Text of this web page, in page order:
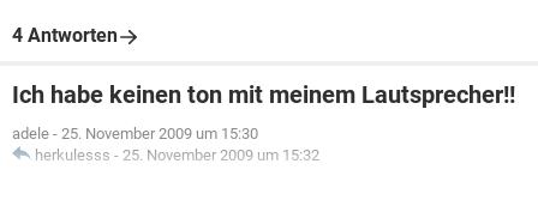
4 Antworten
Ich habe keinen ton mit meinem Lautsprecher!!
adele - 25. November 2009 um 15:30
herkulesss - 25. November 2009 um 15:32